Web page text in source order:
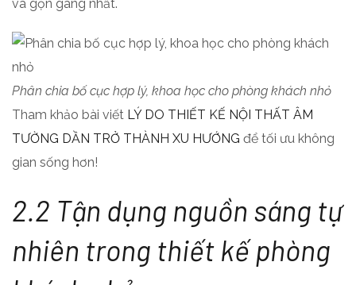
và gọn gàng nhất.
Phân chia bố cục hợp lý, khoa học cho phòng khách nhỏ
Tham khảo bài viết LÝ DO THIẾT KẾ NỘI THẤT ÂM
TƯỜNG DẦN TRỞ THÀNH XU HƯỚNG để tối ưu không
gian sống hơn!
2.2 Tận dụng nguồn sáng tự
nhiên trong thiết kế phòng